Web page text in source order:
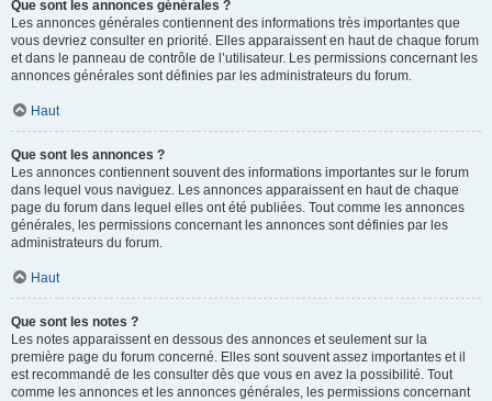
Que sont les annonces générales ?
Les annonces générales contiennent des informations très importantes que
vous devriez consulter en priorité. Elles apparaissent en haut de chaque forum
et dans le panneau de contrôle de l’utilisateur. Les permissions concernant les
annonces générales sont définies par les administrateurs du forum.
Haut
Que sont les annonces ?
Les annonces contiennent souvent des informations importantes sur le forum
dans lequel vous naviguez. Les annonces apparaissent en haut de chaque
page du forum dans lequel elles ont été publiées. Tout comme les annonces
générales, les permissions concernant les annonces sont définies par les
administrateurs du forum.
Haut
Que sont les notes ?
Les notes apparaissent en dessous des annonces et seulement sur la
première page du forum concerné. Elles sont souvent assez importantes et il
est recommandé de les consulter dès que vous en avez la possibilité. Tout
comme les annonces et les annonces générales, les permissions concernant